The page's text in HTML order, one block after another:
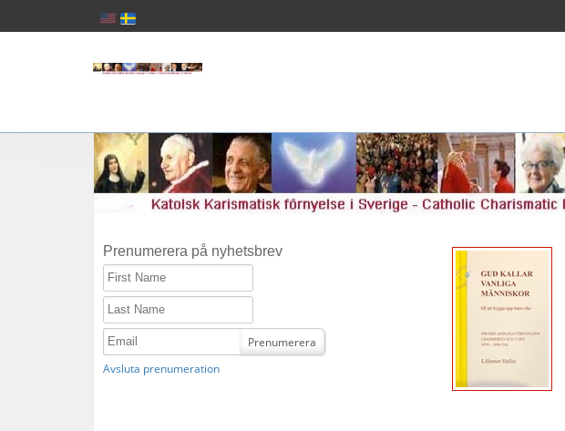
Prenumerera på nyhetsbrev
First Name
Last Name
Email
Prenumerera
Avsluta prenumeration